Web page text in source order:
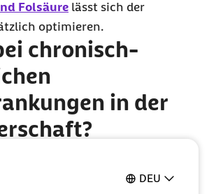
DEU
Folsäure lässt sich der
optimieren.
chronisch-
in der
(CED) zählen